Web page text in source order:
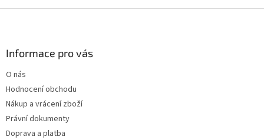
Informace pro vás
O nás
Hodnocení obchodu
Nákup a vrácení zboží
Právní dokumenty
Doprava a platba